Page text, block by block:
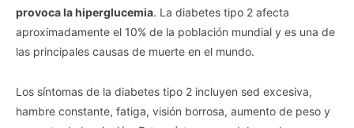
provoca la hiperglucemia. La diabetes tipo 2 afecta
aproximadamente el 10% de la población mundial y es una de
las principales causas de muerte en el mundo.
Los síntomas de la diabetes tipo 2 incluyen sed excesiva,
hambre constante, fatiga, visión borrosa, aumento de peso y